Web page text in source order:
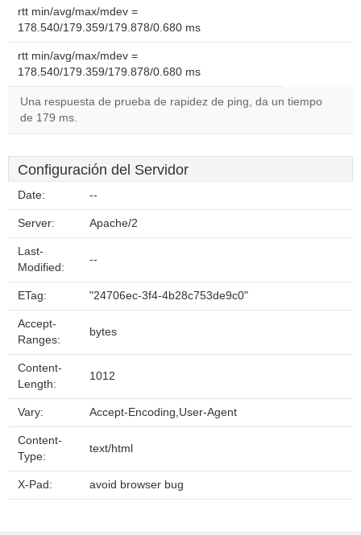
rtt min/avg/max/mdev =
178.540/179.359/179.878/0.680 ms
rtt min/avg/max/mdev =
178.540/179.359/179.878/0.680 ms
Una respuesta de prueba de rapidez de ping, da un tiempo
de 179 ms.
Configuración del Servidor
Date: --
Server: Apache/2
Last-
Modified:
--
ETag: "24706ec-3f4-4b28c753de9c0"
Accept-
Ranges:
bytes
Content-
Length:
1012
Vary: Accept-Encoding,User-Agent
Content-
Type:
text/html
X-Pad: avoid browser bug